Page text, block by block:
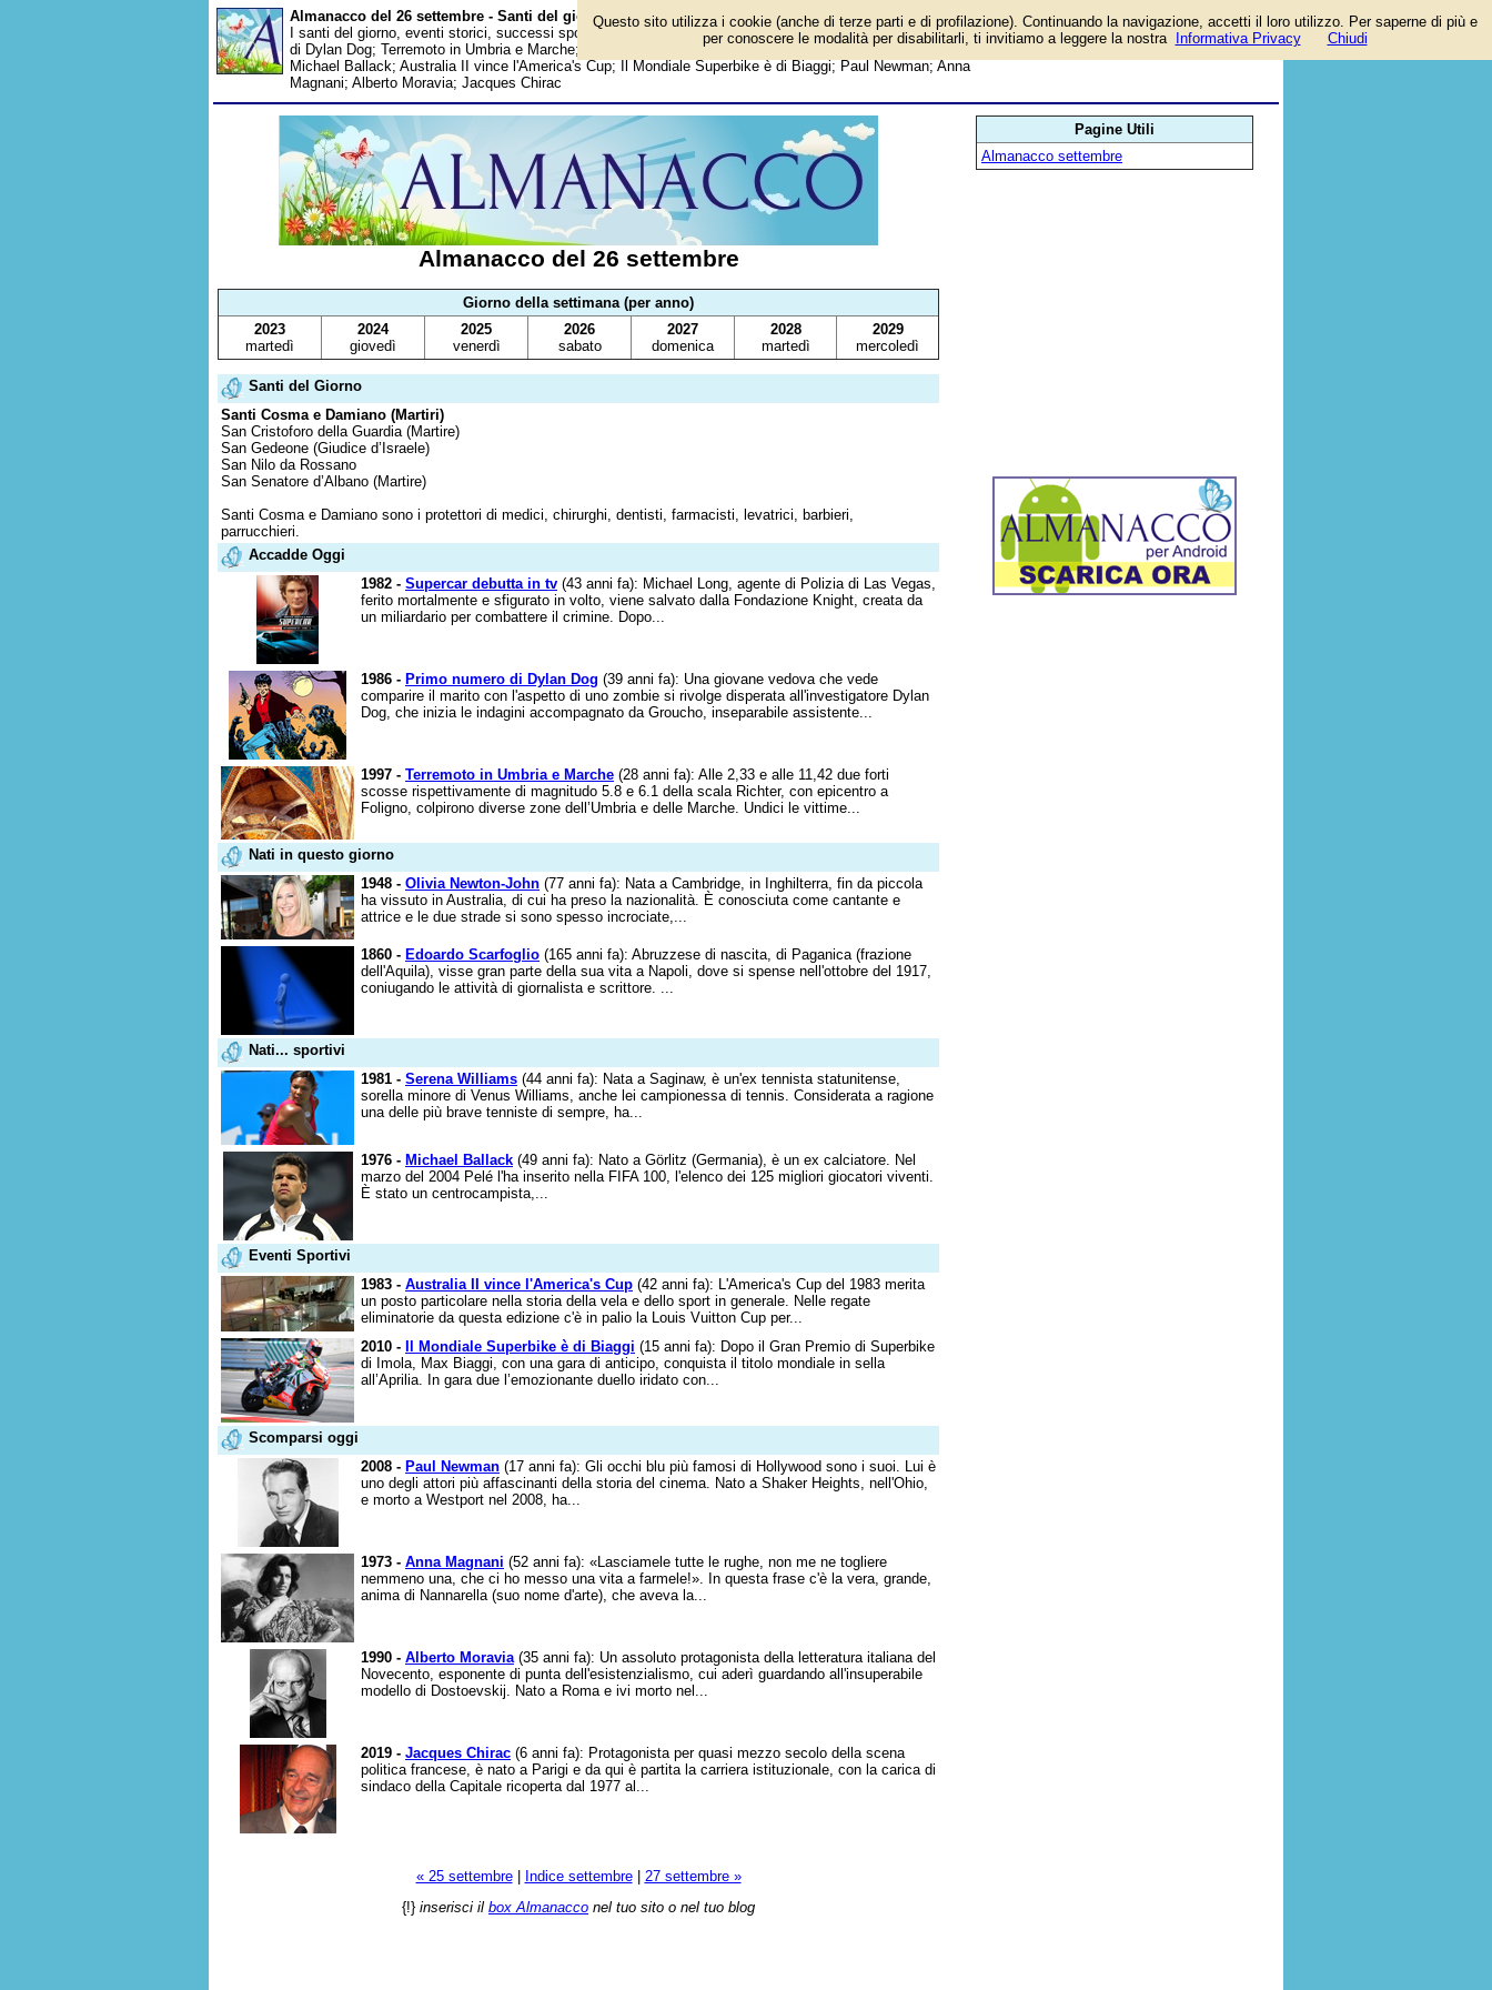
Almanacco del 26 settembre - Santi del giorno
I santi del giorno, eventi storici, successi sportivi, anniversari e curiosità: Supercar debutta in tv; Primo numero
di Dylan Dog; Terremoto in Umbria e Marche; Olivia Newton-John; Edoardo Scarfoglio; Serena Williams;
Michael Ballack; Australia II vince l'America's Cup; Il Mondiale Superbike è di Biaggi; Paul Newman; Anna
Magnani; Alberto Moravia; Jacques Chirac
Almanacco del 26 settembre
Giorno della settimana (per anno)
2023
martedì
2024
giovedì
2025
venerdì
2026
sabato
2027
domenica
2028
martedì
2029
mercoledì
Santi del Giorno
Santi Cosma e Damiano (Martiri)
San Cristoforo della Guardia (Martire)
San Gedeone (Giudice d’Israele)
San Nilo da Rossano
San Senatore d’Albano (Martire)
Santi Cosma e Damiano sono i protettori di medici, chirurghi, dentisti, farmacisti, levatrici, barbieri,
parrucchieri.
Accadde Oggi
1982 - Supercar debutta in tv (43 anni fa): Michael Long, agente di Polizia di Las Vegas,
ferito mortalmente e sfigurato in volto, viene salvato dalla Fondazione Knight, creata da
un miliardario per combattere il crimine. Dopo...
1986 - Primo numero di Dylan Dog (39 anni fa): Una giovane vedova che vede
comparire il marito con l'aspetto di uno zombie si rivolge disperata all'investigatore Dylan
Dog, che inizia le indagini accompagnato da Groucho, inseparabile assistente...
1997 - Terremoto in Umbria e Marche (28 anni fa): Alle 2,33 e alle 11,42 due forti
scosse rispettivamente di magnitudo 5.8 e 6.1 della scala Richter, con epicentro a
Foligno, colpirono diverse zone dell’Umbria e delle Marche. Undici le vittime...
Nati in questo giorno
1948 - Olivia Newton-John (77 anni fa): Nata a Cambridge, in Inghilterra, fin da piccola
ha vissuto in Australia, di cui ha preso la nazionalità. È conosciuta come cantante e
attrice e le due strade si sono spesso incrociate,...
1860 - Edoardo Scarfoglio (165 anni fa): Abruzzese di nascita, di Paganica (frazione
dell'Aquila), visse gran parte della sua vita a Napoli, dove si spense nell'ottobre del 1917,
coniugando le attività di giornalista e scrittore. ...
Nati... sportivi
1981 - Serena Williams (44 anni fa): Nata a Saginaw, è un'ex tennista statunitense,
sorella minore di Venus Williams, anche lei campionessa di tennis. Considerata a ragione
una delle più brave tenniste di sempre, ha...
1976 - Michael Ballack (49 anni fa): Nato a Görlitz (Germania), è un ex calciatore. Nel
marzo del 2004 Pelé l'ha inserito nella FIFA 100, l'elenco dei 125 migliori giocatori viventi.
È stato un centrocampista,...
Eventi Sportivi
1983 - Australia II vince l'America's Cup (42 anni fa): L'America's Cup del 1983 merita
un posto particolare nella storia della vela e dello sport in generale. Nelle regate
eliminatorie da questa edizione c'è in palio la Louis Vuitton Cup per...
2010 -
Il Mondiale Superbike è di Biaggi (15 anni fa): Dopo il Gran Premio di Superbike
di Imola, Max Biaggi, con una gara di anticipo, conquista il titolo mondiale in sella
all’Aprilia. In gara due l’emozionante duello iridato con...
Scomparsi oggi
2008 - Paul Newman (17 anni fa): Gli occhi blu più famosi di Hollywood sono i suoi. Lui è
uno degli attori più affascinanti della storia del cinema. Nato a Shaker Heights, nell'Ohio,
e morto a Westport nel 2008, ha...
1973 - Anna Magnani (52 anni fa): «Lasciamele tutte le rughe, non me ne togliere
nemmeno una, che ci ho messo una vita a farmele!». In questa frase c'è la vera, grande,
anima di Nannarella (suo nome d'arte), che aveva la...
1990 - Alberto Moravia(35 anni fa): Un assoluto protagonista della letteratura italiana del
Novecento, esponente di punta dell'esistenzialismo, cui aderì guardando all'insuperabile
modello di Dostoevskij. Nato a Roma e ivi morto nel...
2019 - Jacques Chirac (6 anni fa): Protagonista per quasi mezzo secolo della scena
politica francese, è nato a Parigi e da qui è partita la carriera istituzionale, con la carica di
sindaco della Capitale ricoperta dal 1977 al...
« 25 settembre| Indice settembre| 27 settembre »
{!} inserisci il box Almanacco nel tuo sito o nel tuo blog
Pagine Utili
Almanacco settembre
Questo sito utilizza i cookie (anche di terze parti e di profilazione). Continuando la navigazione, accetti il loro utilizzo. Per saperne di più e
per conoscere le modalità per disabilitarli, ti invitiamo a leggere la nostra
Informativa Privacy Chiudi